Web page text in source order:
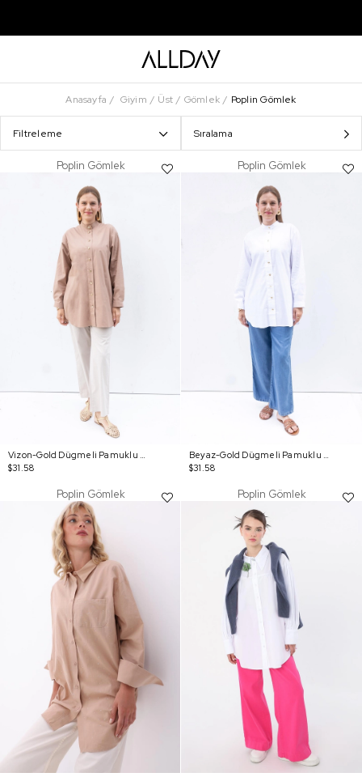
Anasayfa Giyim Üst Gömlek Poplin Gömlek
Filtreleme Sıralama
Poplin Gömlek
Vizon-Gold Dügmeli Pamuklu Poplin Gömlek
$31.58
Poplin Gömlek
Beyaz-Gold Dügmeli Pamuklu Poplin Gömlek
$31.58
Poplin Gömlek Poplin Gömlek